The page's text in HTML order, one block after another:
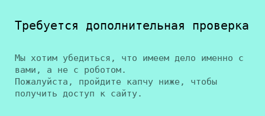
Требуется дополнительная проверка
Мы хотим убедиться, что имеем дело именно с
вами, а не с роботом.
Пожалуйста, пройдите капчу ниже, чтобы
получить доступ к сайту.